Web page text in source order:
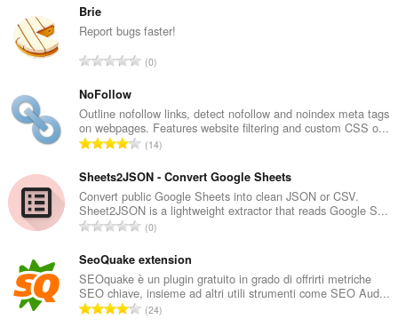
e
o
t
a
e
d
i
g
u
d
i
z
Brie
Report bugs faster!
N
e
r
o
o
t
a
e
d
i
g
0
NoFollow
Outline nofollow links, detect nofollow and noindex meta tags
on webpages. Features website filtering and custom CSS o...
N
m
e
r
o
o
t
a
14
Sheets2JSON - Convert Google Sheets
Convert public Google Sheets into clean JSON or CSV.
Sheet2JSON is a lightweight extractor that reads Google S...
N
m
e
r
o
0
SeoQuake extension
SEOquake è un plugin gratuito in grado di offrirti metriche
SEO chiave, insieme ad altri utili strumenti come SEO Aud...
N24